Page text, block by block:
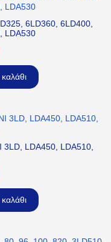
6LD360, 6LD400,
LDA530
3LD, LDA450, LDA510,